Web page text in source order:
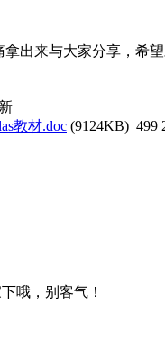
出来与大家分享，希
教材.doc (9124KB) 499
哦，别客气！